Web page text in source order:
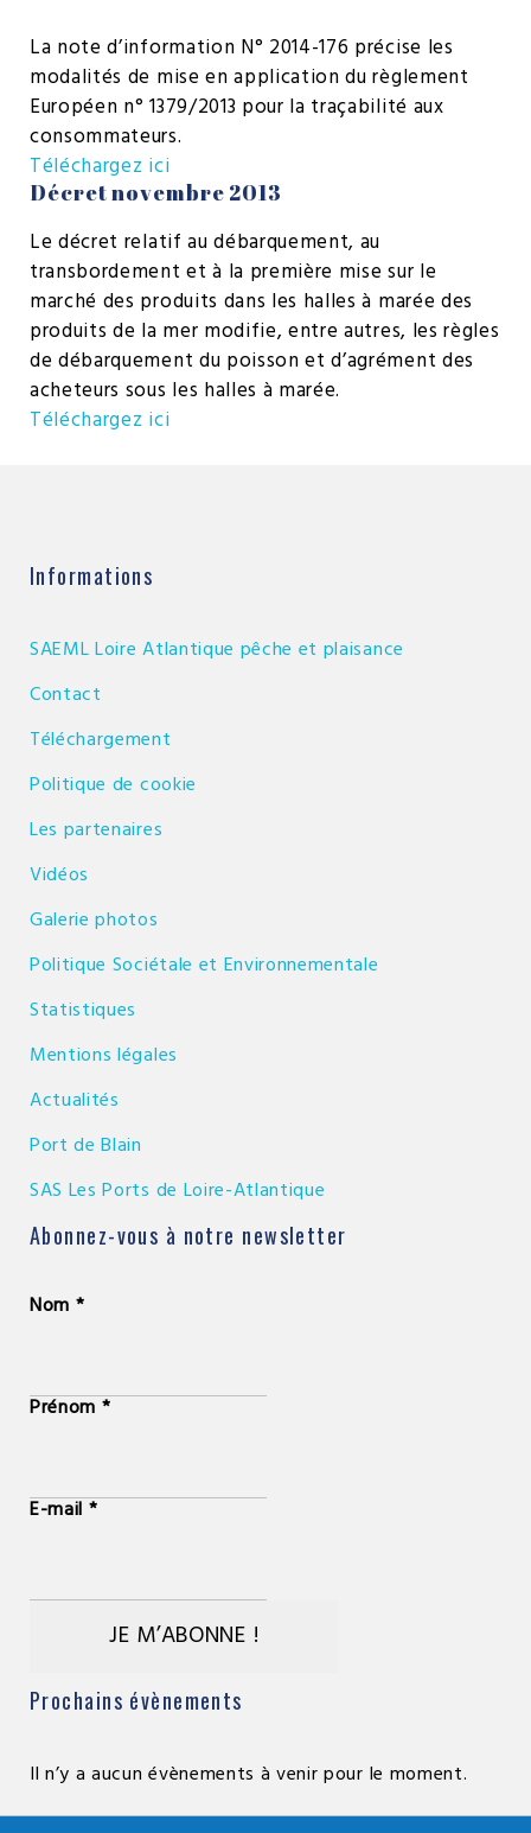
La note d’information N° 2014-176 précise les
modalités de mise en application du règlement
Européen n° 1379/2013 pour la traçabilité aux
consommateurs.
Téléchargez ici
Décret novembre 2013
Le décret relatif au débarquement, au
transbordement et à la première mise sur le
marché des produits dans les halles à marée des
produits de la mer modifie, entre autres, les règles
de débarquement du poisson et d’agrément des
acheteurs sous les halles à marée.
Téléchargez ici
Informations
SAEML Loire Atlantique pêche et plaisance
Contact
Téléchargement
Politique de cookie
Les partenaires
Vidéos
Galerie photos
Politique Sociétale et Environnementale
Statistiques
Mentions légales
Actualités
Port de Blain
SAS Les Ports de Loire-Atlantique
Abonnez-vous à notre newsletter
Nom *
Prénom *
E-mail *
Prochains évènements
Il n’y a aucun évènements à venir pour le moment.